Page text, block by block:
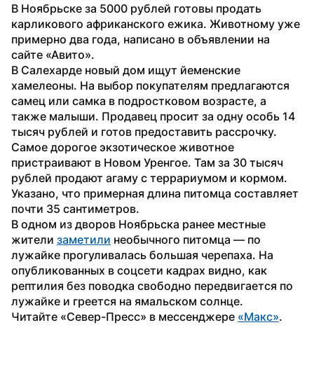
В Ноябрьске за 5000 рублей готовы продать
карликового африканского ежика. Животному уже
примерно два года, написано в объявлении на
сайте «Авито».
В Салехарде новый дом ищут йеменские
хамелеоны. На выбор покупателям предлагаются
самец или самка в подростковом возрасте, а
также малыши. Продавец просит за одну особь 14
тысяч рублей и готов предоставить рассрочку.
Самое дорогое экзотическое животное
пристраивают в Новом Уренгое. Там за 30 тысяч
рублей продают агаму с террариумом и кормом.
Указано, что примерная длина питомца составляет
почти 35 сантиметров.
В одном из дворов Ноябрьска ранее местные
жители заметили необычного питомца — по
лужайке прогуливалась большая черепаха. На
опубликованных в соцсети кадрах видно, как
рептилия без поводка свободно передвигается по
лужайке и греется на ямальском солнце.
Читайте «Север-Пресс» в мессенджере «Макс».